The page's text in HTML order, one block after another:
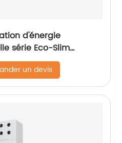
d'énergie
série Eco-Slim
un devis